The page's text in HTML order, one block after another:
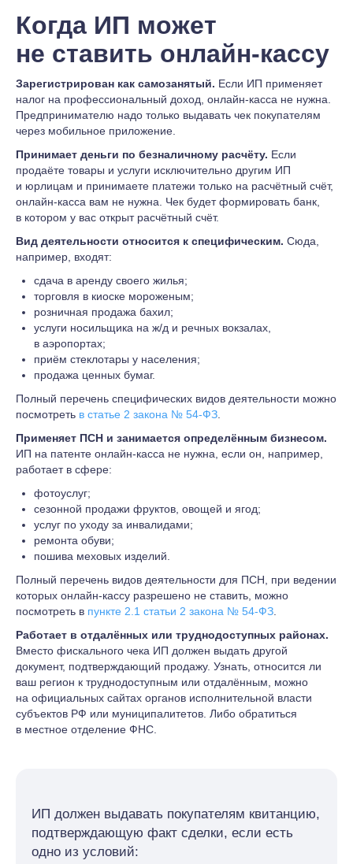
Когда ИП может
не ставить онлайн-кассу
Зарегистрирован как самозанятый. Если ИП применяет
налог на профессиональный доход, онлайн-касса не нужна.
Предпринимателю надо только выдавать чек покупателям
через мобильное приложение.
Принимает деньги по безналичному расчёту. Если
продаёте товары и услуги исключительно другим ИП
и юрлицам и принимаете платежи только на расчётный счёт,
онлайн-касса вам не нужна. Чек будет формировать банк,
в котором у вас открыт расчётный счёт.
Вид деятельности относится к специфическим. Сюда,
например, входят:
сдача в аренду своего жилья;
торговля в киоске мороженым;
розничная продажа бахил;
услуги носильщика на ж/д и речных вокзалах,
в аэропортах;
приём стеклотары у населения;
продажа ценных бумаг.
Полный перечень специфических видов деятельности можно
посмотреть в статье 2 закона № 54-ФЗ
Применяет ПСН и занимается определённым бизнесом.
ИП на патенте онлайн-касса не нужна, если он, например,
работает в сфере:
фотоуслуг;
сезонной продажи фруктов, овощей и ягод;
услуг по уходу за инвалидами;
ремонта обуви;
пошива меховых изделий.
Полный перечень видов деятельности для ПСН, при ведении
которых онлайн-кассу разрешено не ставить, можно
посмотреть в пункте 2.1 статьи 2 закона № 54-ФЗ
Работает в отдалённых или труднодоступных районах.
Вместо фискального чека ИП должен выдать другой
документ, подтверждающий продажу. Узнать, относится ли
ваш регион к труднодоступным или отдалённым, можно
на официальных сайтах органов исполнительной власти
субъектов РФ или муниципалитетов. Либо обратиться
в местное отделение ФНС.
ИП должен выдавать покупателям квитанцию,
подтверждающую факт сделки, если есть
одно из условий: